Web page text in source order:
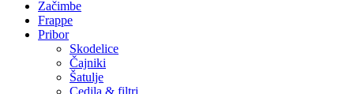
Začimbe
Frappe
Pribor
Skodelice
Čajniki
Šatulje
Cedila & filtri